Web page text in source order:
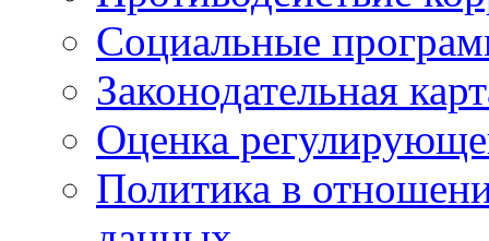
Социальные
Законодательная
Оценка
Политика в